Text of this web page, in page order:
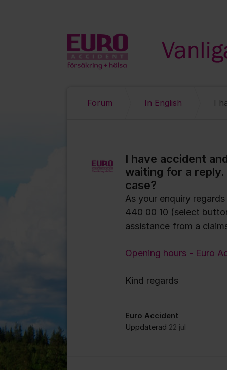
Forum In English
I have accident
waiting for a
case?
As your enquiry
440 00 10 (select
assistance from a
Opening hours - Euro
Kind regards
Euro Accident
Uppdaterad 22 jul